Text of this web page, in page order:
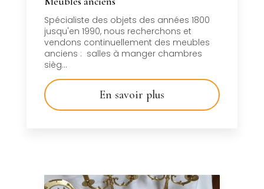
Spécialiste des objets des années 1800
jusqu'en 1990, nous recherchons et
vendons continuellement des meubles
anciens : salles à manger chambres
sièg...
En savoir plus